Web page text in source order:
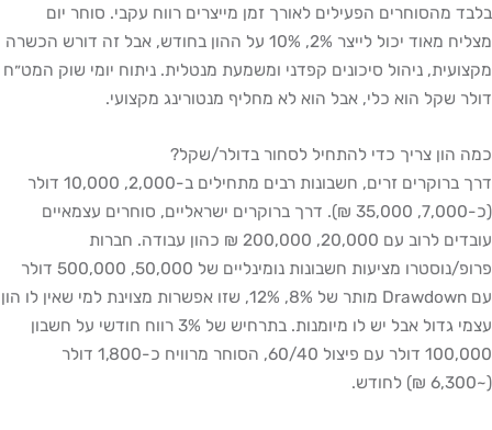
בלבד מהסוחרים הפעילים לאורך זמן מייצרים רווח עקבי. סוחר יום
מצליח מאוד יכול לייצר 2%, 10% על ההון בחודש, אבל זה דורש הכשרה
מקצועית, ניהול סיכונים קפדני ומשמעת מנטלית. ניתוח יומי שוק המט״ח
דולר שקל הוא כלי, אבל הוא לא מחליף מנטורינג מקצועי.
כמה הון צריך כדי להתחיל לסחור בדולר/שקל?
דרך ברוקרים זרים, חשבונות רבים מתחילים ב-2,000, 10,000 דולר
(כ-7,000, 35,000 ₪). דרך ברוקרים ישראליים, סוחרים עצמאיים
עובדים לרוב עם 20,000, 200,000 ₪ כהון עבודה. חברות
פרופ/נוסטרו מציעות חשבונות נומינליים של 50,000, 500,000 דולר
עם Drawdown מותר של 8%, 12%, שזו אפשרות מצוינת למי שאין לו הון
עצמי גדול אבל יש לו מיומנות. בתרחיש של 3% רווח חודשי על חשבון
100,000 דולר עם פיצול 60/40, הסוחר מרוויח כ-1,800 דולר
(~6,300 ₪) לחודש.